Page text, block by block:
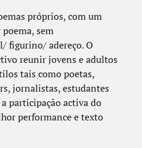
próprios, com um
sem
figurino/ adereço. O
reunir jovens e adultos
tais como poetas,
jornalistas, estudantes
participação activa do
performance e texto